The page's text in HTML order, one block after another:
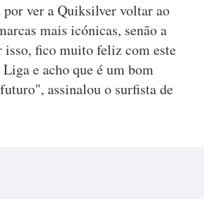
ver a Quiksilver voltar ao
mais icónicas, senão a
isso, fico muito feliz com este
e acho que é um bom
assinalou o surfista de